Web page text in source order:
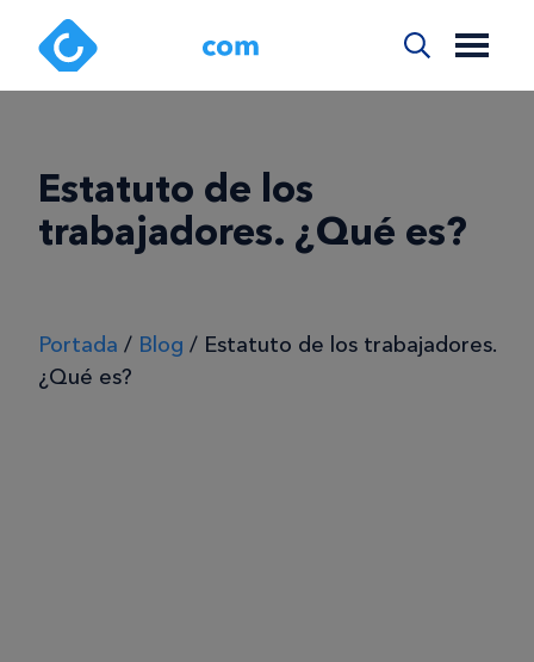
Estatuto de los
trabajadores. ¿Qué es?
Portada / Blog / Estatuto de los trabajadores.
¿Qué es?